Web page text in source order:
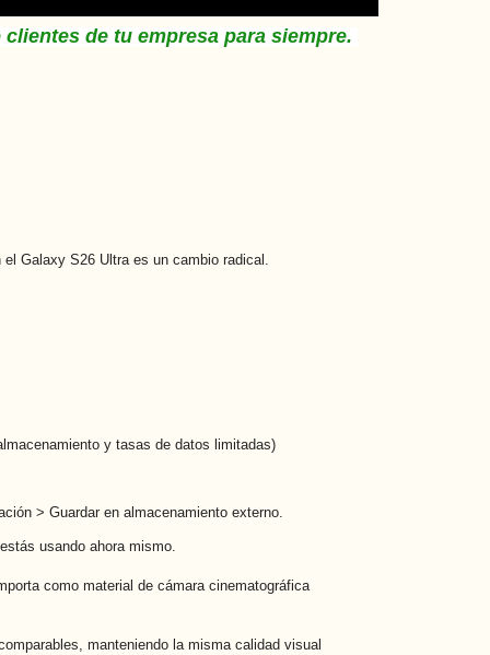
de tu empresa para siempre.
Galaxy S26 Ultra es un cambio radical.
y tasas de datos limitadas)
> Guardar en almacenamiento externo.
usando ahora mismo.
como material de cámara cinematográfica
manteniendo la misma calidad visual